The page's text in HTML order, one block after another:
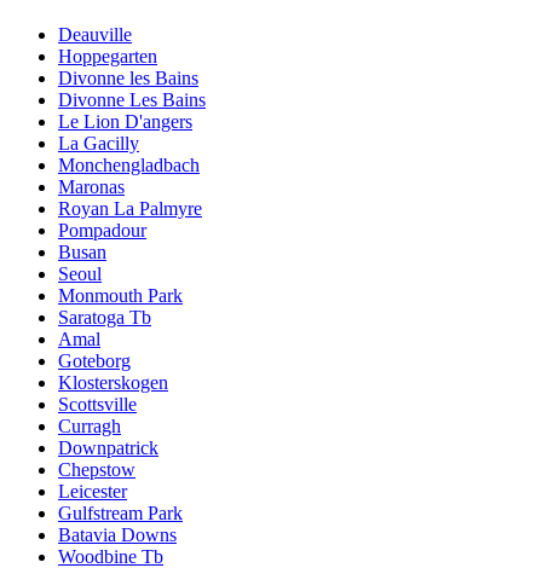
Deauville
Hoppegarten
Divonne les Bains
Divonne Les Bains
Le Lion D'angers
La Gacilly
Monchengladbach
Maronas
Royan La Palmyre
Pompadour
Busan
Seoul
Monmouth Park
Saratoga Tb
Amal
Goteborg
Klosterskogen
Scottsville
Curragh
Downpatrick
Chepstow
Leicester
Gulfstream Park
Batavia Downs
Woodbine Tb